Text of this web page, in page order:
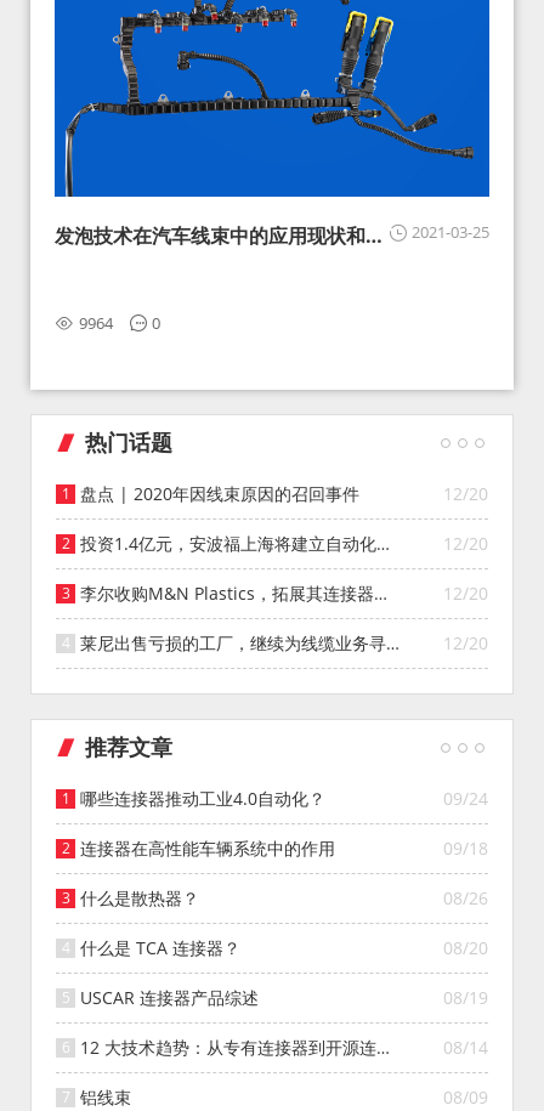
2021-03-25
发泡技术在汽车线束中的应用现状和展
9964 0
热门话题
12/20
盘点 | 2020年因线束原因的召回事件
12/20
投资1.4亿元，安波福上海将建立自动化智
能仓库
12/20
李尔收购M&N Plastics，拓展其连接器系
统业务
12/20
莱尼出售亏损的工厂，继续为线缆业务寻找
投资者
推荐文章
09/24
哪些连接器推动工业4.0自动化？
09/18
连接器在高性能车辆系统中的作用
08/26
什么是散热器？
08/20
什么是 TCA 连接器？
08/19
USCAR 连接器产品综述
08/14
12 大技术趋势：从专有连接器到开源连接
器的演变
08/09
铝线束